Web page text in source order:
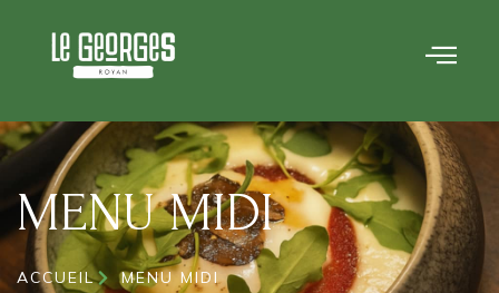
MENU MIDI
ACCUEIL MENU MIDI